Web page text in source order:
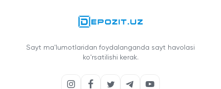
Sayt ma'lumotlaridan foydalanganda sayt havolasi
ko'rsatilishi kerak.